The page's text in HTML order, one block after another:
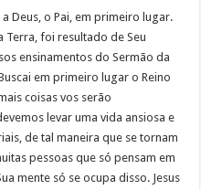
Deus, o Pai, em primeiro lugar.
Terra, foi resultado de Seu
ensinamentos do Sermão da
em primeiro lugar o Reino
coisas vos serão
levar uma vida ansiosa e
de tal maneira que se tornam
pessoas que só pensam em
mente só se ocupa disso. Jesus